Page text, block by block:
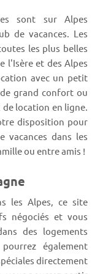
sont sur Alpes
de vacances. Les
les plus belles
l'Isère et des Alpes
avec un petit
grand confort ou
de location en ligne.
disposition pour
vacances dans les
ou entre amis !
les Alpes, ce site
négociés et vous
des logements
également
directement